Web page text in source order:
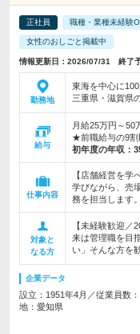
正社員 職種・業種未経験
女性のおしごと掲載中
情報更新日：2026/07/31 終了
勤務地
東海を中心に
三重県・滋賀県
給与
月給25万円～50
★前職給与の9
初年度の年収：
仕事内容
【店舗経営を学
学びながら、売
務を担当します。
対象と
なる方
【未経験歓迎
来は管理職を目
い」そんな方を
企業データ
設立：1951年4月／従業員数
地：愛知県